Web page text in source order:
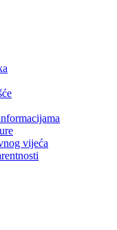
vijeća